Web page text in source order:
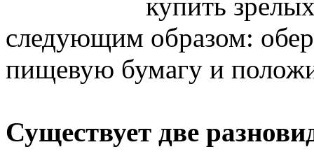
следующим образом:
пищевую бумагу и
Существует две